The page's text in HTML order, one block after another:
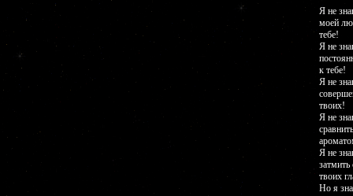
Я не
моей
тебе!
Я не
к тебе!
Я не
твоих!
Я не
Я не
затмить
твоих
Но я